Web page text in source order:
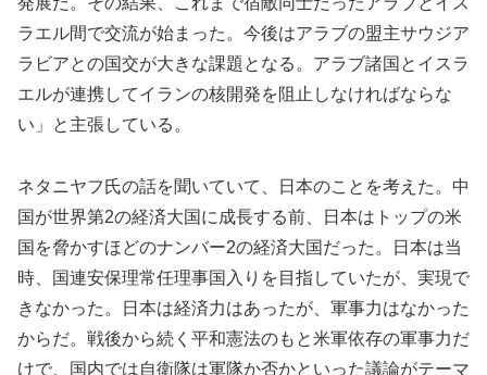
ラエル間で交流が始まった。今後はアラブの盟主サウジア
ラビアとの国交が大きな課題となる。アラブ諸国とイスラ
エルが連携してイランの核開発を阻止しなければならな
い」と主張している。
ネタニヤフ氏の話を聞いていて、日本のことを考えた。中
国が世界第2の経済大国に成長する前、日本はトップの米
国を脅かすほどのナンバー2の経済大国だった。日本は当
時、国連安保理常任理事国入りを目指していたが、実現で
きなかった。日本は経済力はあったが、軍事力はなかった
からだ。戦後から続く平和憲法のもと米軍依存の軍事力だ
けで、国内では自衛隊は軍隊か否かといった議論がテーマ